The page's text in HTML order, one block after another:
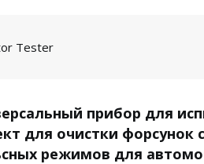
Tester
прибор для
для очистки форсунок
режимов для